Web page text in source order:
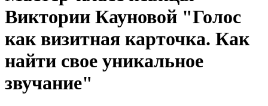
Виктории Кауновой "Голос
как визитная карточка. Как
найти свое уникальное
звучание"